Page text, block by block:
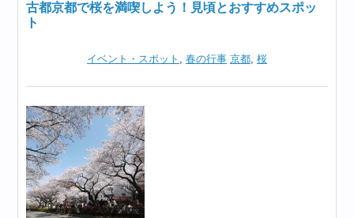
古都京都で桜を満喫しよう！見頃とおすすめスポッ
ト
イベント・スポット , 春の行事 京都, 桜